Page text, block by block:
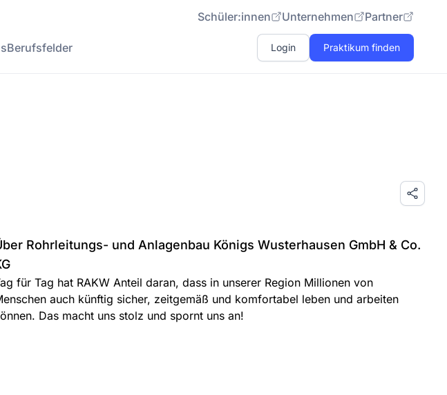
Schüler:innen Unternehmen Partner
Berufsfelder Login Praktikum finden
Rohrleitungs- und Anlagenbau Königs Wusterhausen GmbH & Co.
für Tag hat RAKW Anteil daran, dass in unserer Region Millionen von
auch künftig sicher, zeitgemäß und komfortabel leben und arbeiten
Das macht uns stolz und spornt uns an!